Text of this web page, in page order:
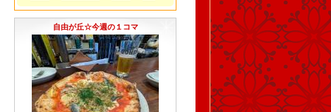
自由が丘☆今週の１コマ